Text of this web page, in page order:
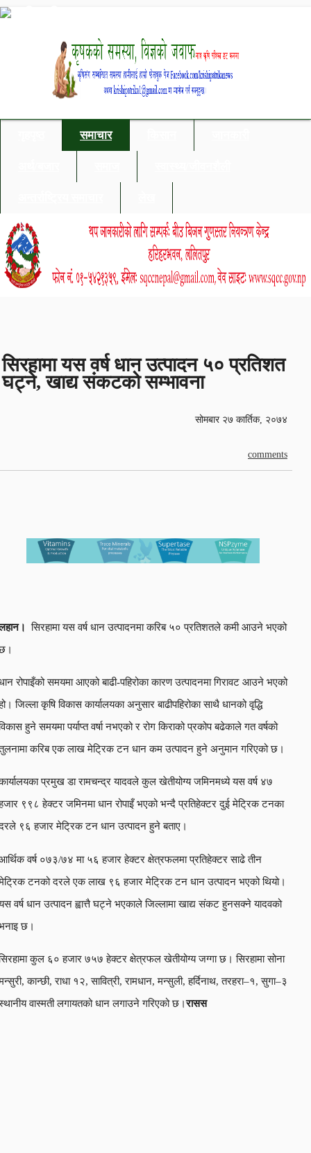
समाचार
सिरहामा यस वर्ष धान उत्पादन ५० प्रतिशत
घट्ने, खाद्य संकटको सम्भावना
सोमबार २७ कार्तिक, २०७४
comments
सिरहामा यस वर्ष धान उत्पादनमा करिब ५० प्रतिशतले कमी आउने भएको
रोपाइँको समयमा आएको बाढी-पहिरोका कारण उत्पादनमा गिरावट आउने भएको
जिल्ला कृषि विकास कार्यालयका अनुसार बाढीपहिरोका साथै धानको वृद्धि
हुने समयमा पर्याप्त वर्षा नभएको र रोग किराको प्रकोप बढेकाले गत वर्षको
करिब एक लाख मेट्रिक टन धान कम उत्पादन हुने अनुमान गरिएको छ।
प्रमुख डा रामचन्द्र यादवले कुल खेतीयोग्य जमिनमध्ये यस वर्ष ४७
९९८ हेक्टर जमिनमा धान रोपाइँ भएको भन्दै प्रतिहेक्टर दुई मेट्रिक टनका
९६ हजार मेट्रिक टन धान उत्पादन हुने बताए।
वर्ष ०७३/७४ मा ५६ हजार हेक्टर क्षेत्रफलमा प्रतिहेक्टर साढे तीन
टनको दरले एक लाख ९६ हजार मेट्रिक टन धान उत्पादन भएको थियो।
वर्ष धान उत्पादन ह्वात्तै घट्ने भएकाले जिल्लामा खाद्य संकट हुनसक्ने यादवको
छ।
कुल ६० हजार ७५७ हेक्टर क्षेत्रफल खेतीयोग्य जग्गा छ। सिरहामा सोना
कान्छी, राधा १२, सावित्री, रामधान, मन्सुली, हर्दिनाथ, तरहरा–१, सुगा–३
वास्मती लगायतको धान लगाउने गरिएको छ।रासस